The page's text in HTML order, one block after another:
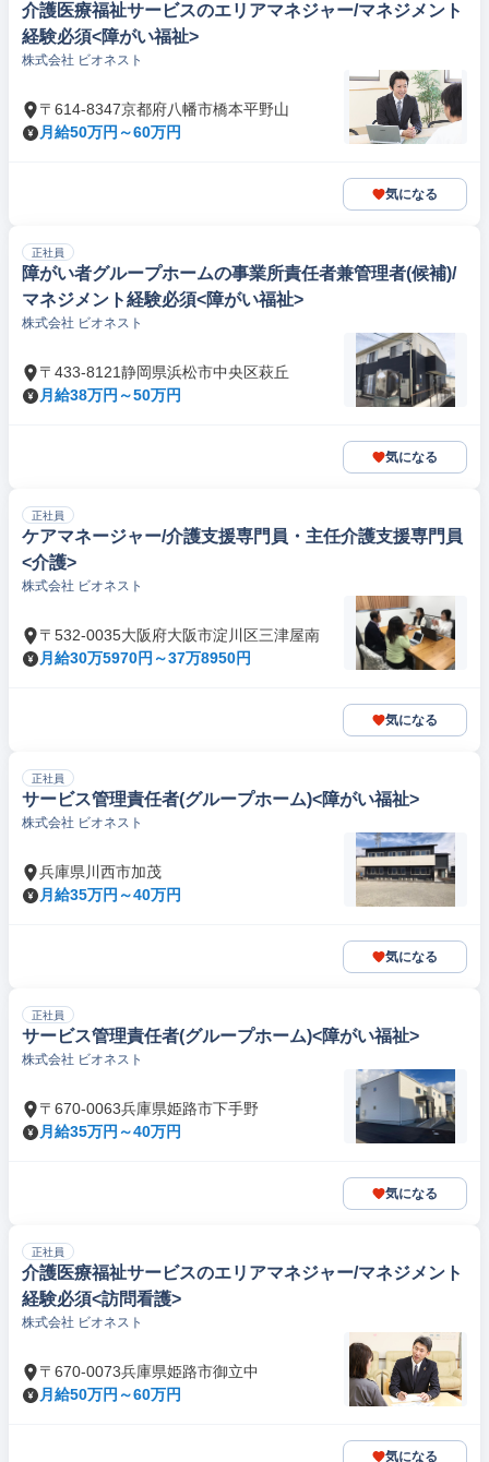
介護医療福祉サービスのエリアマネジャー/マネジメント
経験必須<障がい福祉>
株式会社 ビオネスト
〒614-8347京都府八幡市橋本平野山
月給50万円～60万円
気になる
正社員
障がい者グループホームの事業所責任者兼管理者(候補)/
マネジメント経験必須<障がい福祉>
株式会社 ビオネスト
〒433-8121静岡県浜松市中央区萩丘
月給38万円～50万円
気になる
正社員
ケアマネージャー/介護支援専門員・主任介護支援専門員
<介護>
株式会社 ビオネスト
〒532-0035大阪府大阪市淀川区三津屋南
月給30万5970円～37万8950円
気になる
正社員
サービス管理責任者(グループホーム)<障がい福祉>
株式会社 ビオネスト
兵庫県川西市加茂
月給35万円～40万円
気になる
正社員
サービス管理責任者(グループホーム)<障がい福祉>
株式会社 ビオネスト
〒670-0063兵庫県姫路市下手野
月給35万円～40万円
気になる
正社員
介護医療福祉サービスのエリアマネジャー/マネジメント
経験必須<訪問看護>
株式会社 ビオネスト
〒670-0073兵庫県姫路市御立中
月給50万円～60万円
気になる